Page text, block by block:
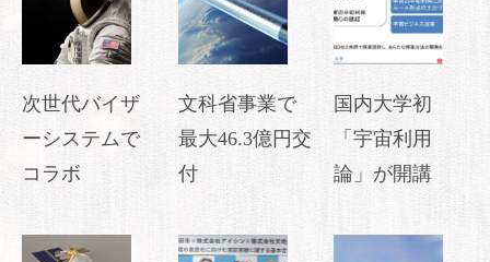
次世代バイザ
ーシステムで
コラボ
文科省事業で
最大46.3億円交
付
国内大学初
「宇宙利用
論」が開講